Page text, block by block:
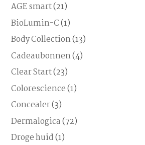
Deze
optie
kan
gekozen
worden
op
de
productpagina
AGE smart(21)
BioLumin-C(1)
Body Collection(13)
Cadeaubonnen(4)
Clear Start(23)
Colorescience(1)
Concealer(3)
Dermalogica(72)
Droge huid(1)